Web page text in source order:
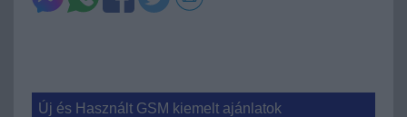
Új és Használt GSM kiemelt ajánlatok